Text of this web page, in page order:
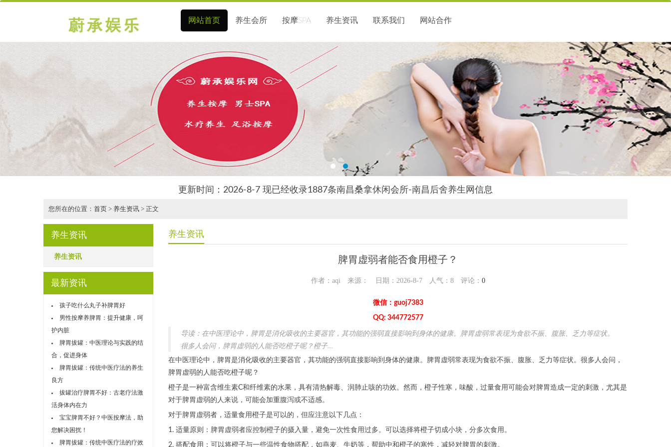
网站首页 养生会所 按摩SPA 养生资讯 联系我们 网站合作
更新时间：2026-8-7 现已经收录1887条南昌桑拿休闲会所-南昌后舍养生网信息
您所在的位置： 首页 > 养生资讯 > 正文
养生资讯
养生资讯
最新资讯
孩子吃什么丸子补脾胃好
男性按摩养脾胃：提升健康，呵
护内脏
脾胃拔罐：中医理论与实践的结
合，促进身体
脾胃拔罐：传统中医疗法的养生
良方
拔罐治疗脾胃不好：古老疗法激
活身体内在力
宝宝脾胃不好？中医按摩法，助
您解决困扰！
脾胃拔罐：传统中医疗法的疗效
养生资讯
脾胃虚弱者能否食用橙子？
作者：aqi 来源： 日期：2026-8-7 人气： 8评论： 0
微信：guoj7383
QQ: 344772577
导读：在中医理论中，脾胃是消化吸收的主要器官，其功能的强弱直接影响到身体的健康。脾胃虚弱常表现为食欲不振、腹胀、乏力等症状。
很多人会问，脾胃虚弱的人能否吃橙子呢？橙子...
在中医理论中，脾胃是消化吸收的主要器官，其功能的强弱直接影响到身体的健康。脾胃虚弱常表现为食欲不振、腹胀、乏力等症状。很多人会问，
脾胃虚弱的人能否吃橙子呢？
橙子是一种富含维生素C和纤维素的水果，具有清热解毒、润肺止咳的功效。然而，橙子性寒，味酸，过量食用可能会对脾胃造成一定的刺激，尤其是
对于脾胃虚弱的人来说，可能会加重腹泻或不适感。
对于脾胃虚弱者，适量食用橙子是可以的，但应注意以下几点：
1. 适量原则：脾胃虚弱者应控制橙子的摄入量，避免一次性食用过多。可以选择将橙子切成小块，分多次食用。
2. 搭配食用：可以将橙子与一些温性食物搭配，如燕麦、牛奶等，帮助中和橙子的寒性，减轻对脾胃的刺激。